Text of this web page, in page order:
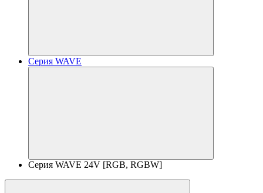
Серия WAVE
Серия WAVE 24V [RGB, RGBW]